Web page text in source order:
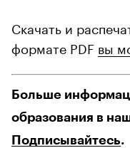
Скачать и
формате PDF вы
Больше
образования в
Подписывайтесь.